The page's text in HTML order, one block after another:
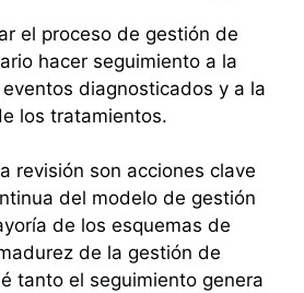
el proceso de gestión de
hacer seguimiento a la
diagnosticados y a la
los tratamientos.
revisión son acciones clave
del modelo de gestión
de los esquemas de
de la gestión de
tanto el seguimiento genera